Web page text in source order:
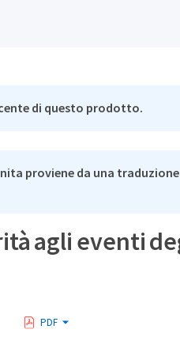
di questo prodotto.
proviene da una
agli eventi
PDF